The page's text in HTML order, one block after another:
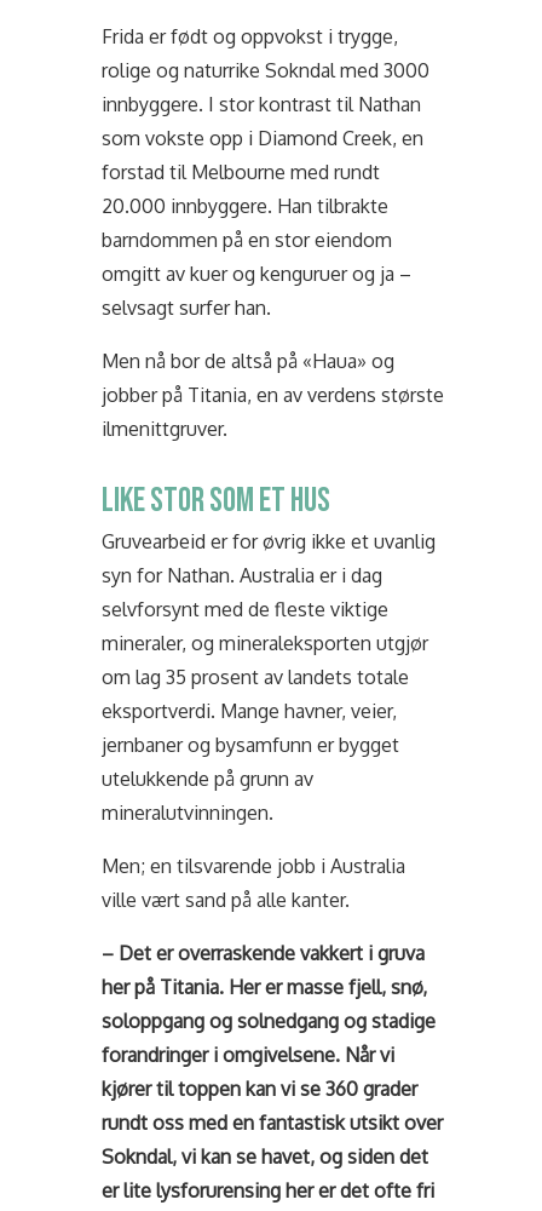
Frida er født og oppvokst i trygge,
rolige og naturrike Sokndal med 3000
innbyggere. I stor kontrast til Nathan
som vokste opp i Diamond Creek, en
forstad til Melbourne med rundt
20.000 innbyggere. Han tilbrakte
barndommen på en stor eiendom
omgitt av kuer og kenguruer og ja –
selvsagt surfer han.
Men nå bor de altså på «Haua» og
jobber på Titania, en avverdens største
ilmenittgruver.
LIKE STOR SOM ET HUS
Gruvearbeid er for øvrig ikke et uvanlig
syn for Nathan. Australia er i dag
selvforsynt med de fleste viktige
mineraler, og mineraleksporten utgjør
om lag 35 prosent av landets totale
eksportverdi. Mange havner, veier,
jernbaner og bysamfunn er bygget
utelukkende på grunn av
mineralutvinningen.
Men; en tilsvarende jobb i Australia
ville vært sand på alle kanter.
– Det er overraskende vakkert i gruva
her på Titania. Her er masse fjell, snø,
soloppgang og solnedgang og stadige
forandringer i omgivelsene. Når vi
kjører til toppen kan vi se 360 grader
rundt oss med en fantastisk utsikt over
Sokndal, vi kan se havet, og siden det
er lite lysforurensing her er det ofte fri